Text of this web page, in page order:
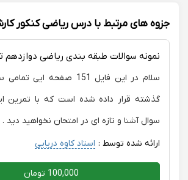
7200 افزایش پیدا کرده دیگه تقریبا
امسال پزشکی رو قبول شم.مرسییییییییییییی
جزوه های مرتبط با درس ریاضی کنکور
نمونه سوالات طبقه بندی ریاضی دوازدهم
سلام در این فایل 151 صفحه
گذشته قرار داده شده است که با تمرین
سوال آشنا و تازه ای در امتحان نخواهید دید .
ارائه شده توسط : استاد کاوه دریایی
100,000 تومان